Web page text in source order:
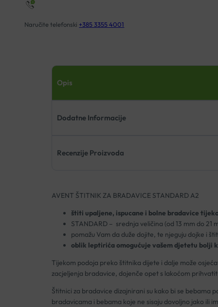
Naručite telefonski +385 3355 4001
Opis
Dodatne Informacije
Recenzije Proizvoda
AVENT ŠTITNIK ZA BRADAVICE STANDARD A2
štiti upaljene, ispucane i bolne bradavice
STANDARD – srednja veličina (od 13 mm do 21
pomažu Vam da duže dojite, te njeguju dojke i
oblik leptirića omogućuje vašem djetetu bolji
Tijekom podoja preko štitnika dijete i dalje može
zacjeljenja bradavice, dojenče opet s lakoćom
Štitnici za bradavice dizajnirani su kako bi se bebama
bradavicama i bebama koje ne sisaju dovoljno jako ili